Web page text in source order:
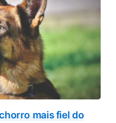
mais fiel do